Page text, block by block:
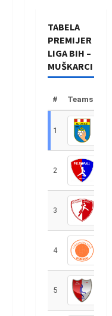
TABELA
PREMIJER
LIGA BIH –
MUŠKARCI
# Teams
1
2
3
4
5